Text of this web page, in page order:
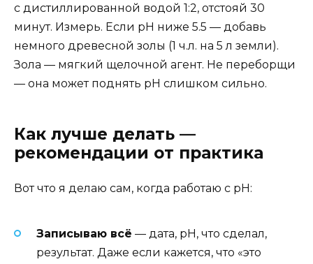
с дистиллированной водой 1:2, отстояй 30
минут. Измерь. Если pH ниже 5.5 — добавь
немного древесной золы (1 ч.л. на 5 л земли).
Зола — мягкий щелочной агент. Не переборщи
— она может поднять pH слишком сильно.
Как лучше делать —
рекомендации от практика
Вот что я делаю сам, когда работаю с pH:
Записываю всё — дата, pH, что сделал,
результат. Даже если кажется, что «это